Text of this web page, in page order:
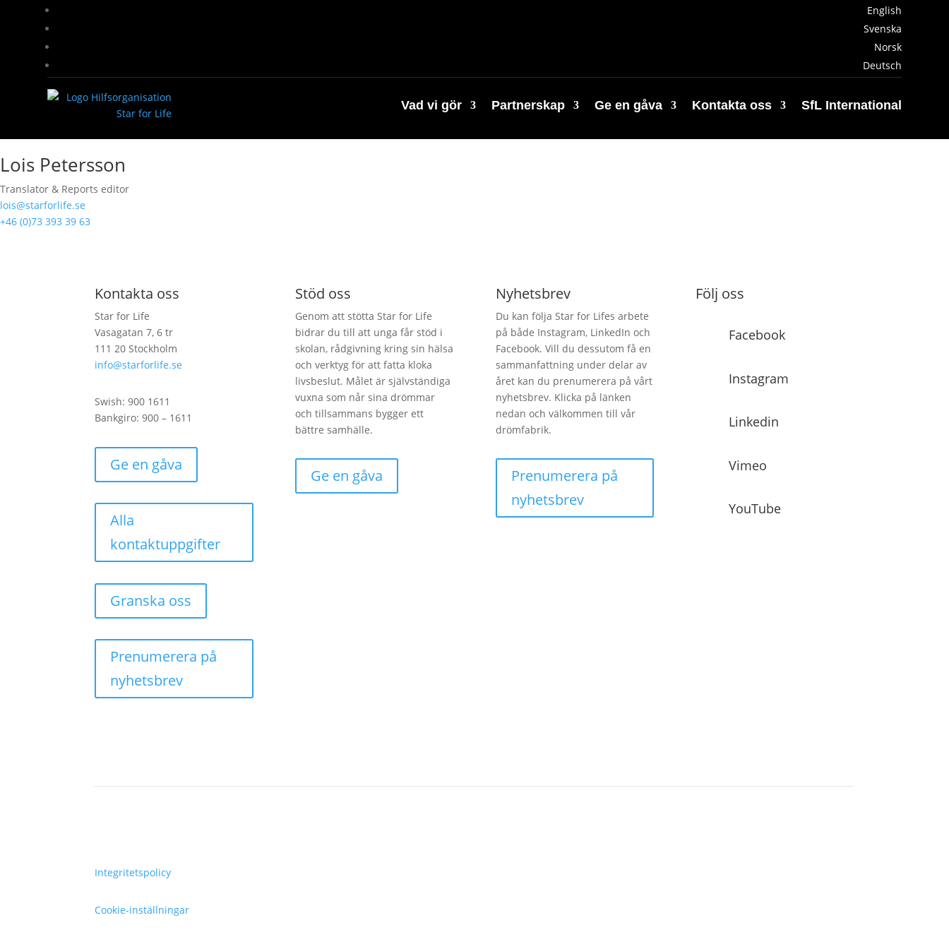
English
Svenska
Norsk
Deutsch
Vad vi gör Partnerskap Ge en gåva Kontakta oss SfL International
Lois Petersson
Translator & Reports editor
lois@starforlife.se
+46 (0)73 393 39 63
Kontakta oss
Star for Life
Vasagatan 7, 6 tr
111 20 Stockholm
info@starforlife.se
Swish: 900 1611
Bankgiro: 900 – 1611
Ge en gåva
Alla
kontaktuppgifter
Granska oss
Prenumerera på
nyhetsbrev
Stöd oss
Genom att stötta Star for Life
bidrar du till att unga får stöd i
skolan, rådgivning kring sin hälsa
och verktyg för att fatta kloka
livsbeslut. Målet är självständiga
vuxna som når sina drömmar
och tillsammans bygger ett
bättre samhälle.
Ge en gåva
Nyhetsbrev
Du kan följa Star for Lifes arbete
på både Instagram, LinkedIn och
Facebook. Vill du dessutom få en
sammanfattning under delar av
året kan du prenumerera på vårt
nyhetsbrev. Klicka på länken
nedan och välkommen till vår
drömfabrik.
Prenumerera på
nyhetsbrev
Följ oss
Facebook
Instagram
Linkedin
Vimeo
YouTube
Integritetspolicy
Cookie-inställningar